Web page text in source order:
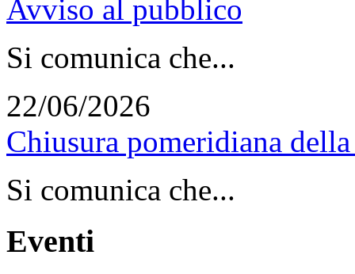
Avviso al pubblico
Si comunica che...
22/06/2026
Chiusura pomeridiana
Si comunica che...
Eventi